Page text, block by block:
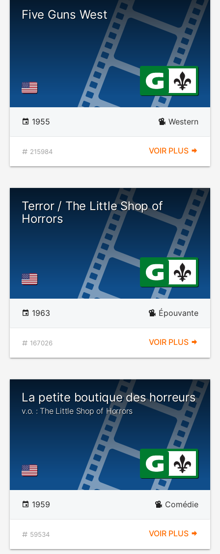
Five Guns West
1955 Western
215984 VOIR PLUS
Terror / The Little Shop of
Horrors
1963 Épouvante
167026 VOIR PLUS
La petite boutique des horreurs
v.o. : The Little Shop of Horrors
1959 Comédie
59534 VOIR PLUS